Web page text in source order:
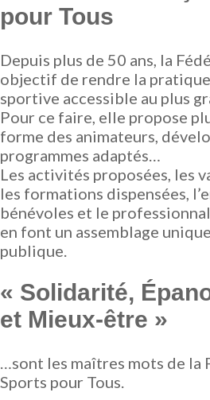
pour Tous
Depuis plus de 50 ans, la
objectif de rendre la
sportive accessible au plus
Pour ce faire, elle propose
forme des animateurs,
programmes adaptés…
Les activités proposées, les
les formations dispensées,
bénévoles et le
en font un assemblage
publique.
« Solidarité,
et Mieux-être »
…sont les maîtres mots de la
Sports pour Tous.